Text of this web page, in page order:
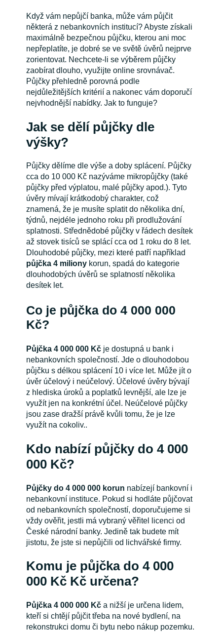
Když vám nepůjčí banka, může vám půjčit
některá z nebankovních institucí? Abyste získali
maximálně bezpečnou půjčku, kterou ani moc
nepřeplatíte, je dobré se ve světě úvěrů nejprve
zorientovat. Nechcete-li se výběrem půjčky
zaobírat dlouho, využijte online srovnávač.
Půjčky přehledně porovná podle
nejdůležitějších kritérií a nakonec vám doporučí
nejvhodnější nabídky. Jak to funguje?
Jak se dělí půjčky dle
výšky?
Půjčky dělíme dle výše a doby splácení. Půjčky
cca do 10 000 Kč nazýváme mikropůjčky (také
půjčky před výplatou, malé půjčky apod.). Tyto
úvěry mívají krátkodobý charakter, což
znamená, že je musíte splatit do několika dní,
týdnů, nejdéle jednoho roku při prodlužování
splatnosti. Střednědobé půjčky v řádech desítek
až stovek tisíců se splácí cca od 1 roku do 8 let.
Dlouhodobé půjčky, mezi které patří například
půjčka 4 milionykorun, spadá do kategorie
dlouhodobých úvěrů se splatností několika
desítek let.
Co je půjčka do 4 000 000
Kč?
Půjčka 4 000 000 Kčje dostupná u bank i
nebankovních společností. Jde o dlouhodobou
půjčku s délkou splácení 10 i více let. Může jít o
úvěr účelový i neúčelový. Účelové úvěry bývají
z hlediska úroků a poplatků levnější, ale lze je
využít jen na konkrétní účel. Neúčelové půjčky
jsou zase dražší právě kvůli tomu, že je lze
využít na cokoliv..
Kdo nabízí půjčky do 4 000
000 Kč?
Půjčky do 4 000 000 korun nabízejí bankovní i
nebankovní instituce. Pokud si hodláte půjčovat
od nebankovních společností, doporučujeme si
vždy ověřit, jestli má vybraný věřitel licenci od
České národní banky. Jedině tak budete mít
jistotu, že jste si nepůjčili od lichvářské firmy.
Komu je půjčka do 4 000
000 Kč Kč určena?
Půjčka 4 000 000 Kča nižší je určena lidem,
kteří si chtějí půjčit třeba na nové bydlení, na
rekonstrukci domu či bytu nebo nákup pozemku.